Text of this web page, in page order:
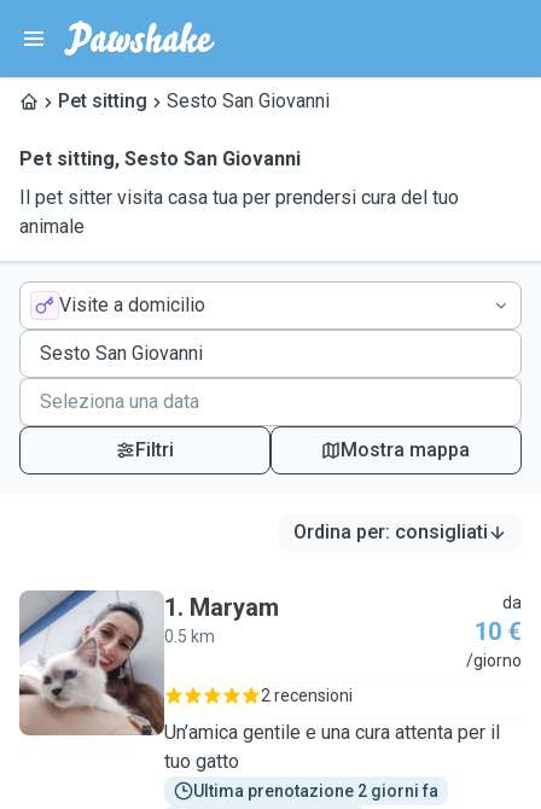
Pet sitting Sesto San Giovanni
Pet sitting, Sesto San Giovanni
Il pet sitter visita casa tua per prendersi cura del tuo
animale
Visite a domicilio
Filtri Mostra mappa
Ordina per: consigliati
M
1. Maryam
0.5 km
da
10 €
/giorno
2 recensioni
Un’amica gentile e una cura attenta per il
tuo gatto
Ultima prenotazione 2 giorni fa